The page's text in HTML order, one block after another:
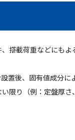
搭載荷重などにも
置後、固有値成分
限り（例：定盤厚さ